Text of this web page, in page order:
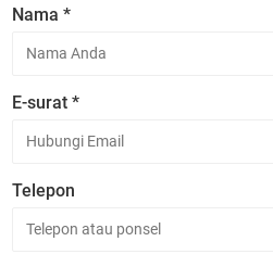
Nama *
E-surat *
Telepon